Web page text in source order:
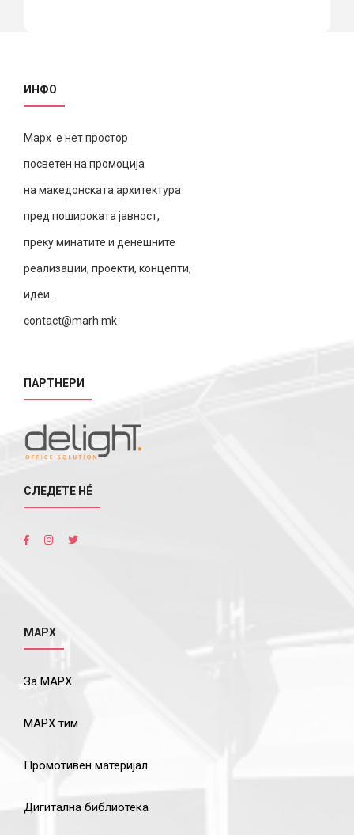
ИНФО
Марх е нет простор
посветен на промоција
на македонската архитектура
пред пошироката јавност,
преку минатите и денешните
реализации, проекти, концепти,
идеи.
contact@marh.mk
ПАРТНЕРИ
СЛЕДЕТЕ НÉ
МАРХ
За МАРХ
МАРХ тим
Промотивен материјал
Дигитална библиотека